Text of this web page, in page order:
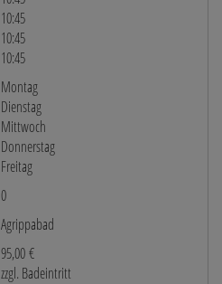
10:45
10:45
10:45
Montag
Dienstag
Mittwoch
Donnerstag
Freitag
0
Agrippabad
95,00 €
zzgl. Badeintritt